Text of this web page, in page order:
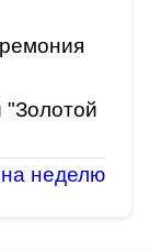
"Золотой
неделю